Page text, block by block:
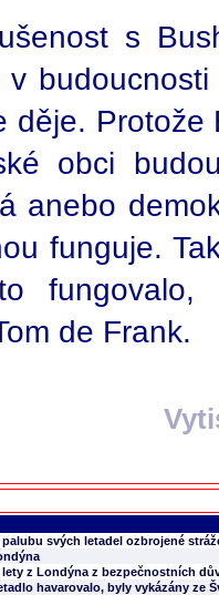
s
děje.
obci
anebo
funguje.
de Frank.
svých letadel ozbrojené
z Londýna z bezpečnostních
havarovalo, byly vykázány ze